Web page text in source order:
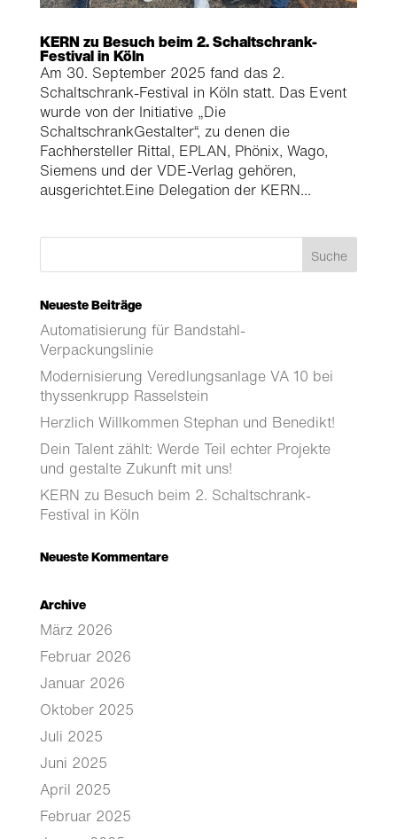
KERN zu Besuch beim 2. Schaltschrank-
Festival in Köln
Am 30. September 2025 fand das 2.
Schaltschrank-Festival in Köln statt. Das Event
wurde von der Initiative „Die
SchaltschrankGestalter“, zu denen die
Fachhersteller Rittal, EPLAN, Phönix, Wago,
Siemens und der VDE-Verlag gehören,
ausgerichtet.Eine Delegation der KERN...
Neueste Beiträge
Automatisierung für Bandstahl-
Verpackungslinie
Modernisierung Veredlungsanlage VA 10 bei
thyssenkrupp Rasselstein
Herzlich Willkommen Stephan und Benedikt!
Dein Talent zählt: Werde Teil echter Projekte
und gestalte Zukunft mit uns!
KERN zu Besuch beim 2. Schaltschrank-
Festival in Köln
Neueste Kommentare
Archive
März 2026
Februar 2026
Januar 2026
Oktober 2025
Juli 2025
Juni 2025
April 2025
Februar 2025